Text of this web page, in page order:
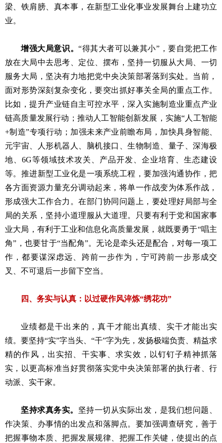
梁、铁肩膀、真本事，在新型工业化事业发展舞台上建功立
业。
增强大局意识。“得其大者可以兼其小”，要自觉把工作
放在大局中去思考、定位、摆布，坚持一切服从大局、一切
服务大局，坚决有力地把党中央决策部署落到实处。当前，
面对形势深刻复杂变化，要突出抓好事关全局的重点工作。
比如，提升产业链自主可控水平，深入实施制造业重点产业
链高质量发展行动；推动人工智能创新发展，实施“人工智能
+制造”专项行动；加强未来产业前瞻布局，加快具身智能、
元宇宙、人形机器人、脑机接口、生物制造、量子、深海极
地、6G等领域技术攻关、产品开发、企业培育、生态建设
等。推进新型工业化是一项系统工程，要加强沟通协作，把
各方面资源力量充分调动起来，将单一作战变为体系作战，
形成强大工作合力。在部门协同问题上，要处理好局部与全
局的关系，坚持小道理服从大道理。只要有利于党和国家事
业大局，有利于工业和信息化高质量发展，就既要勇于“唱主
角”，也要甘于“当配角”。无论是牵头还是配合，对每一项工
作，都要谋深虑远、跨前一步作为，宁可跨前一步形成交
叉、不可退后一步留下空当。
四、务实与认真：以过硬作风淬炼“绣花功”
业绩都是干出来的，真干才能出真绩、实干才能出实
绩。要坚持“实”字当头、“干”字为先，发扬极端负责、精益求
精的作风，出实招、干实事、求实效，以钉钉子精神抓落
实，以更高标准当好贯彻落实党中央决策部署的执行者、行
动派、实干家。
坚持求真务实。 坚持一切从实际出发，是我们想问题、
作决策、办事情的出发点和落脚点。要加强调查研究，善于
把握事物本质、把握发展规律、把握工作关键，使提出的点